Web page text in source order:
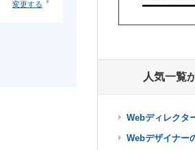
変更する
人気一覧
Webディレクタ
Webデザイナー